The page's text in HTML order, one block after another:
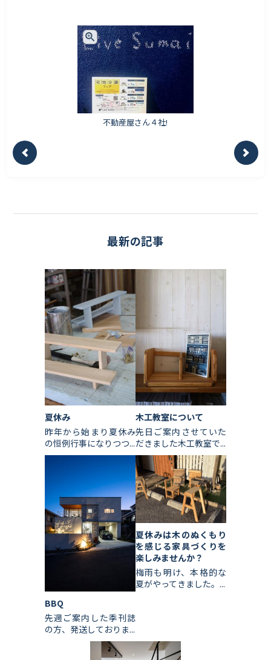
不動産屋さん４社!
最新の記事
夏休み
昨年から始まり夏休み
の恒例行事になりつつ...
木工教室について
先日ご案内させていた
だきました木工教室で...
BBQ
先週ご案内した季刊誌
の方、発送しておりま...
夏休みは木のぬくもり
を感じる家具づくりを
楽しみませんか？
梅雨も明け、本格的な
夏がやってきました。...